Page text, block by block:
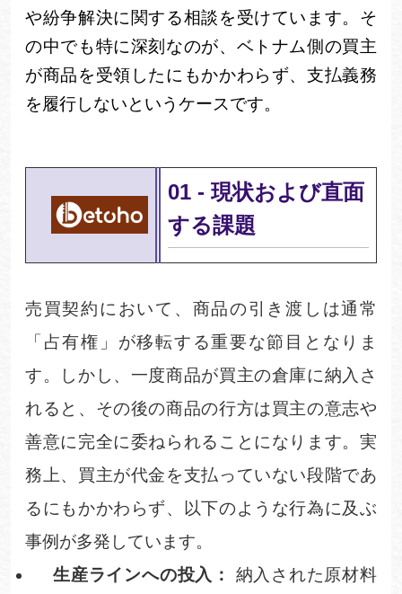
や紛争解決に関する相談を受けています。そ
の中でも特に深刻なのが、ベトナム側の買主
が商品を受領したにもかかわらず、支払義務
を履行しないというケースです。
01 -現状および直面
する課題
売買契約において、商品の引き渡しは通常
「占有権」が移転する重要な節目となりま
す。しかし、一度商品が買主の倉庫に納入さ
れると、その後の商品の行方は買主の意志や
善意に完全に委ねられることになります。実
務上、買主が代金を支払っていない段階であ
るにもかかわらず、以下のような行為に及ぶ
事例が多発しています。
生産ラインへの投入：
納入された原材料